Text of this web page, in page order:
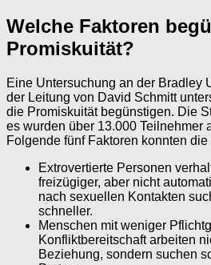
Welche Faktoren
Promiskuität?
Eine Untersuchung an der Bradley
der Leitung von David Schmitt
die Promiskuität begünstigen. Die
es wurden über 13.000 Teilnehmer
Folgende fünf Faktoren konnten
Extrovertierte Personen
freizügiger, aber nicht
nach sexuellen Kontakten
schneller.
Menschen mit weniger
Konfliktbereitschaft arbeiten
Beziehung, sondern suchen